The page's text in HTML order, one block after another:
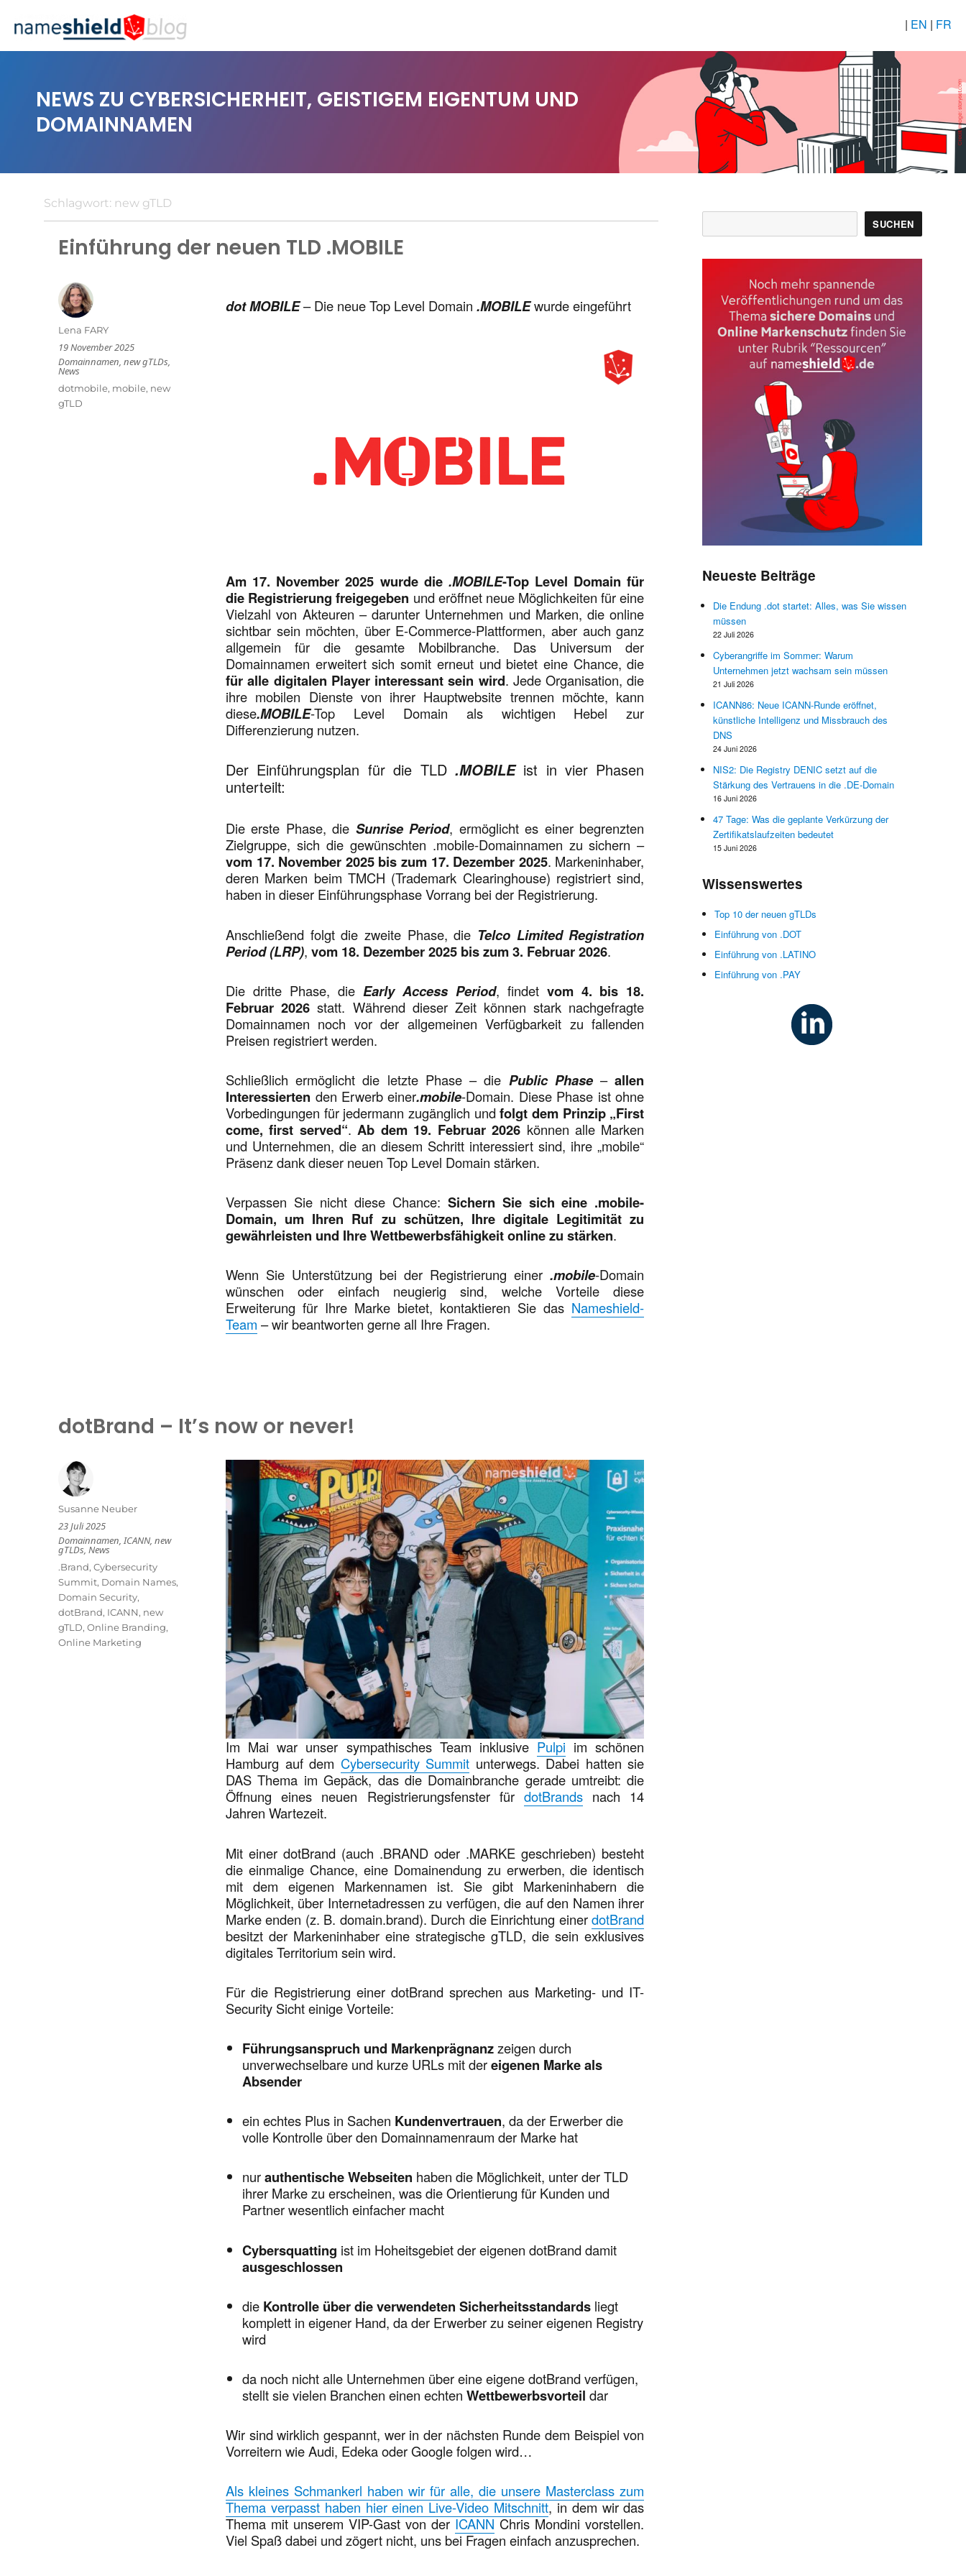
| EN | FR
NEWS ZU CYBERSICHERHEIT, GEISTIGEM EIGENTUM UND
DOMAINNAMEN
Schlagwort: new gTLD
Einführung der neuen TLD .MOBILE
dot MOBILE– Die neue Top Level Domain.MOBILEwurde eingeführt
Am 17. November 2025 wurde die .MOBILE-Top Level Domain für
die Registrierung freigegeben und eröffnet neue Möglichkeiten für eine
Vielzahl von Akteuren – darunter Unternehmen und Marken, die online
sichtbar sein möchten, über E-Commerce-Plattformen, aber auch ganz
allgemein für die gesamte Mobilbranche. Das Universum der
Domainnamen erweitert sich somit erneut und bietet eine Chance, die
für alle digitalen Player interessant sein wird. Jede Organisation, die
ihre mobilen Dienste von ihrer Hauptwebsite trennen möchte, kann
diese.MOBILE-Top Level Domain als wichtigen Hebel zur
Differenzierung nutzen.
Der Einführungsplan für die TLD .MOBILEist in vier Phasen
unterteilt:
Die erste Phase, die Sunrise Period, ermöglicht es einer begrenzten
Zielgruppe, sich die gewünschten .mobile-Domainnamen zu sichern –
vom 17. November 2025 bis zum 17. Dezember 2025. Markeninhaber,
deren Marken beim TMCH (Trademark Clearinghouse) registriert sind,
haben in dieser Einführungsphase Vorrang bei der Registrierung.
Anschließend folgt die zweite Phase, die Telco Limited Registration
Period (LRP),vom 18. Dezember 2025 bis zum 3. Februar 2026.
Die dritte Phase, die Early Access Period, findet vom 4. bis 18.
Februar 2026 statt. Während dieser Zeit können stark nachgefragte
Domainnamen noch vor der allgemeinen Verfügbarkeit zu fallenden
Preisen registriert werden.
Schließlich ermöglicht die letzte Phase – die Public Phase–allen
Interessierten den Erwerb einer.mobile-Domain. Diese Phase ist ohne
Vorbedingungen für jedermann zugänglich undfolgt dem Prinzip „First
come, first served“. Ab dem 19. Februar 2026 können alle Marken
und Unternehmen, die an diesem Schritt interessiert sind, ihre „mobile“
Präsenz dank dieser neuen Top Level Domain stärken.
Verpassen Sie nicht diese Chance: Sichern Sie sich eine .mobile-
Domain, um Ihren Ruf zu schützen, Ihre digitale Legitimität zu
gewährleisten und Ihre Wettbewerbsfähigkeit online zu stärken.
Wenn Sie Unterstützung bei der Registrierung einer.mobile-Domain
wünschen oder einfach neugierig sind, welche Vorteile diese
Erweiterung für Ihre Marke bietet, kontaktieren Sie das Nameshield-
Team – wir beantworten gerne all Ihre Fragen.
Autor
Lena FARY
Veröffentlicht
am
19 November 2025
Kategorien
Domainnamen,new gTLDs,
News
Schlagwörter
dotmobile, mobile, new
gTLD
dotBrand – It’s now or never!
Im Mai war unser sympathisches Team inklusive Pulpi im schönen
Hamburg auf dem Cybersecurity Summit unterwegs. Dabei hatten sie
DAS Thema im Gepäck, das die Domainbranche gerade umtreibt: die
Öffnung eines neuen Registrierungsfenster für dotBrandsnach 14
Jahren Wartezeit.
Mit einer dotBrand (auch .BRAND oder .MARKE geschrieben) besteht
die einmalige Chance, eine Domainendung zu erwerben, die identisch
mit dem eigenen Markennamen ist. Sie gibt Markeninhabern die
Möglichkeit, über Internetadressen zu verfügen, die auf den Namen ihrer
Marke enden (z. B. domain.brand). Durch die Einrichtung einerdotBrand
besitzt der Markeninhaber eine strategische gTLD, die sein exklusives
digitales Territorium sein wird.
Für die Registrierung einer dotBrand sprechen aus Marketing- und IT-
Security Sicht einige Vorteile:
Führungsanspruch und Markenprägnanzzeigen durch
unverwechselbare und kurze URLs mit dereigenen Marke als
Absender
ein echtes Plus in Sachen Kundenvertrauen, da der Erwerber die
volle Kontrolle über den Domainnamenraum der Marke hat
nurauthentische Webseiten haben die Möglichkeit, unter der TLD
ihrer Marke zu erscheinen, was die Orientierung für Kunden und
Partner wesentlich einfacher macht
Cybersquatting ist im Hoheitsgebiet der eigenen dotBrand damit
ausgeschlossen
die Kontrolle über die verwendeten Sicherheitsstandards liegt
komplett in eigener Hand, da der Erwerber zu seiner eigenen Registry
wird
da noch nicht alle Unternehmen über eine eigene dotBrand verfügen,
stellt sie vielen Branchen einen echtenWettbewerbsvorteil dar
Wir sind wirklich gespannt, wer in der nächsten Runde dem Beispiel von
Vorreitern wie Audi, Edeka oder Google folgen wird…
Als kleines Schmankerl haben wir für alle, die unsere Masterclass zum
Thema verpasst haben hier einen Live-Video Mitschnitt, in dem wir das
Thema mit unserem VIP-Gast von der ICANN Chris Mondini vorstellen.
Viel Spaß dabei und zögert nicht, uns bei Fragen einfach anzusprechen.
Autor
Susanne Neuber
Veröffentlicht
am
23 Juli 2025
Kategorien
Domainnamen,ICANN,new
gTLDs,News
Schlagwörter
.Brand,Cybersecurity
Summit, Domain Names,
Domain Security,
dotBrand, ICANN, new
gTLD,Online Branding,
Online Marketing
SUCHEN
Neueste Beiträge
Die Endung .dot startet: Alles, was Sie wissen
müssen
22 Juli 2026
Cyberangriffe im Sommer: Warum
Unternehmen jetzt wachsam sein müssen
21 Juli 2026
ICANN86: Neue ICANN-Runde eröffnet,
künstliche Intelligenz und Missbrauch des
DNS
24 Juni 2026
NIS2: Die Registry DENIC setzt auf die
Stärkung des Vertrauens in die .DE-Domain
16 Juni 2026
47 Tage: Was die geplante Verkürzung der
Zertifikatslaufzeiten bedeutet
15 Juni 2026
Wissenswertes
Top 10 der neuen gTLDs
Einführung von .DOT
Einführung von .LATINO
Einführung von .PAY